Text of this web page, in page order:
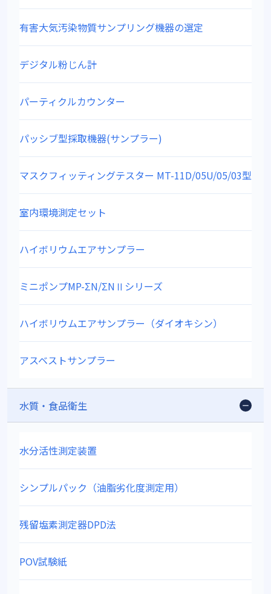
有害大気汚染物質サンプリング機器の選定
デジタル粉じん計
パーティクルカウンター
パッシブ型採取機器(サンプラー)
マスクフィッティングテスター MT-11D/05U/05/03型
室内環境測定セット
ハイボリウムエアサンプラー
ミニポンプMP-ΣN/ΣNⅡシリーズ
ハイボリウムエアサンプラー（ダイオキシン）
アスベストサンプラー
水質・食品衛生
水分活性測定装置
シンプルパック（油脂劣化度測定用）
残留塩素測定器DPD法
POV試験紙